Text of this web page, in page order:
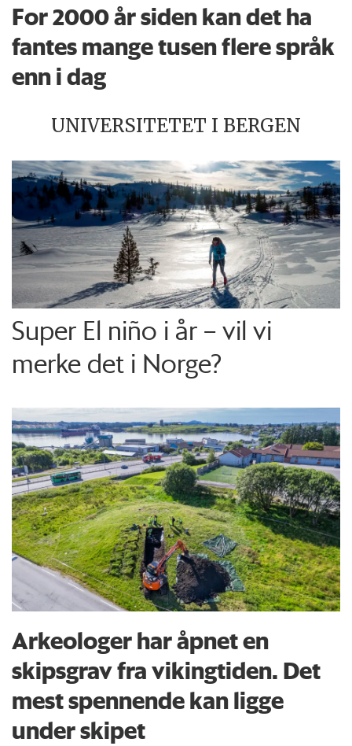
For 2000 år siden kan det ha
fantes mange tusen flere språk
enn i dag
UNIVERSITETET I BERGEN
Super El niño i år – vil vi
merke det i Norge?
Arkeologer har åpnet en
skipsgrav fra vikingtiden. Det
mest spennende kan ligge
under skipet